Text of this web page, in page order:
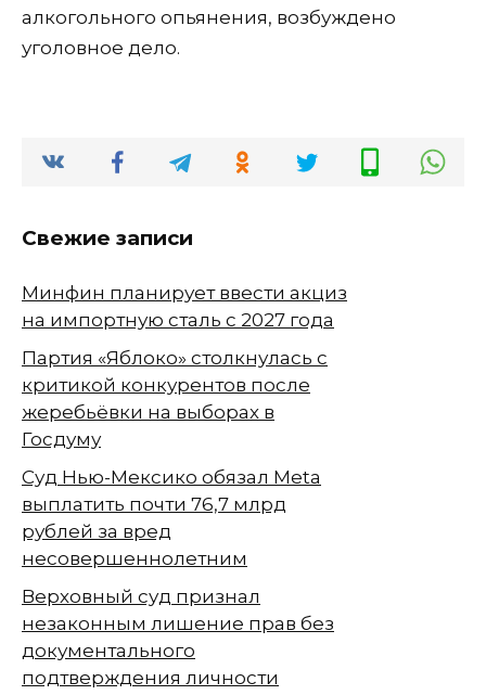
алкогольного опьянения, возбуждено
уголовное дело.
Свежие записи
Минфин планирует ввести акциз
на импортную сталь с 2027 года
Партия «Яблоко» столкнулась с
критикой конкурентов после
жеребьёвки на выборах в
Госдуму
Суд Нью-Мексико обязал Meta
выплатить почти 76,7 млрд
рублей за вред
несовершеннолетним
Верховный суд признал
незаконным лишение прав без
документального
подтверждения личности